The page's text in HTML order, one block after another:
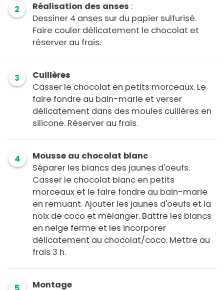
2 Réalisation des anses :
Dessiner 4 anses sur du papier sulfurisé.
Faire couler délicatement le chocolat et
réserver au frais.
3
Cuillères
Casser le chocolat en petits morceaux. Le
faire fondre au bain-marie et verser
délicatement dans des moules cuillères en
silicone. Réserver au frais.
4
Mousse au chocolat blanc
Séparer les blancs des jaunes d'oeufs.
Casser le chocolat blanc en petits
morceaux et le faire fondre au bain-marie
en remuant. Ajouter les jaunes d'oeufs et la
noix de coco et mélanger. Battre les blancs
en neige ferme et les incorporer
délicatement au chocolat/coco. Mettre au
frais 3 h.
Montage